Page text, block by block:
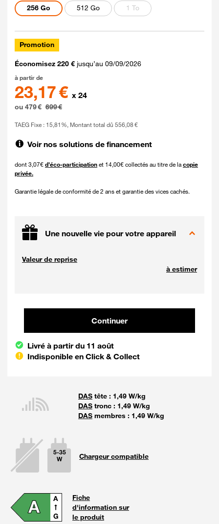
Capacités disponibles
256 Go 512 Go 1 To
Promotion
Économisez 220 € jusqu’au 09/09/2026
à partir de
23,17 € x 24
ou 479 € 699 €
TAEG Fixe : 15,81%, Montant total dû 556,08 €
Voir nos solutions de financement
dont 3,07€ d'éco-participation et 14,00€ collectés au titre de la copie
privée.
Garantie légale de conformité de 2 ans et garantie des vices cachés.
Une nouvelle vie pour votre appareil
Valeur de reprise
à estimer
Continuer
Livré à partir du 11 août
Indisponible en Click & Collect
DAS tête : 1,49 W/kg
DAS tronc : 1,49 W/kg
DAS membres : 1,49 W/kg
La
5-35
W
Chargeur compatible
Fiche
d'information sur
le produit